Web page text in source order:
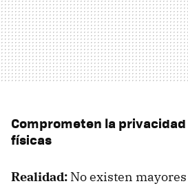
Comprometen la privacidad
físicas
Realidad: No existen